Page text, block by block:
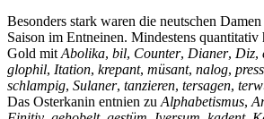
Besonders stark waren die neutschen
Saison im Entneinen. Mindestens
Gold mitAbolika, bil, Counter, Dianer, Diz,
glophil, Itation, krepant, müsant, nalog,
schlampig, Sulaner, tanzieren, tersagen,
Das Osterkanin entnien zuAlphabetismus,